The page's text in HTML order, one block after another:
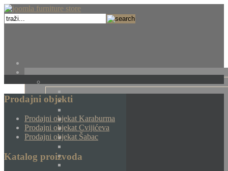
Prodajni objekti
Prodajni objekat Karaburma
Prodajni objekat Cvijićeva
Prodajni objekat Šabac
Katalog proizvoda